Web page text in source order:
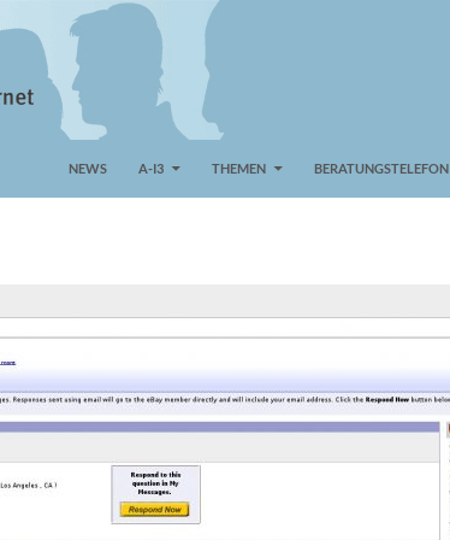
NEWS A-I3 THEMEN BERATUNGSTELEFON